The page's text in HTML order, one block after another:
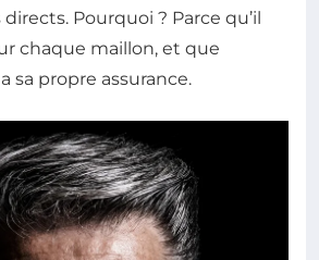
Pourquoi ? Parce qu’il
chaque maillon, et que
sa propre assurance.